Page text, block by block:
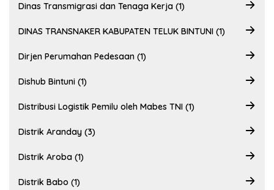
Dinas Transmigrasi dan Tenaga Kerja (1)
DINAS TRANSNAKER KABUPATEN TELUK BINTUNI (1)
Dirjen Perumahan Pedesaan (1)
Dishub Bintuni (1)
Distribusi Logistik Pemilu oleh Mabes TNI (1)
Distrik Aranday (3)
Distrik Aroba (1)
Distrik Babo (1)